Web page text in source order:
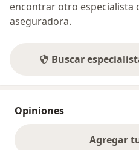
encontrar otro especialista
aseguradora.
Buscar
Opiniones
Agregar